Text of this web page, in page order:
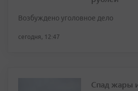
Возбуждено уголовное дело
сегодня, 12:47
Спад жары